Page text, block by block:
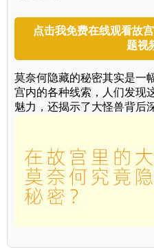
点击我免费在线观看故
题视
莫奈何隐藏的秘密其实是一
宫内的各种线索，人们发现
魅力，还揭示了大怪兽背后